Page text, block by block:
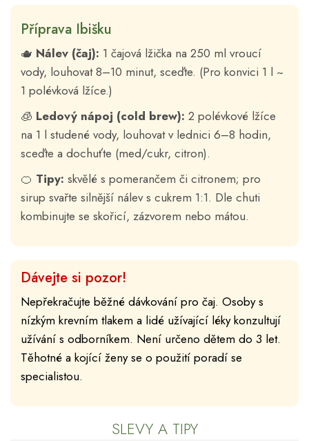
Příprava Ibišku
🫖 Nálev (čaj): 1 čajová lžička na 250 ml vroucí
vody, louhovat 8–10 minut, sceďte. (Pro konvici 1 l ~
1 polévková lžíce.)
🧊 Ledový nápoj (cold brew): 2 polévkové lžíce
na 1 l studené vody, louhovat v lednici 6–8 hodin,
sceďte a dochuťte (med/cukr, citron).
🍊 Tipy: skvělé s pomerančem či citronem; pro
sirup svařte silnější nálev s cukrem 1:1. Dle chuti
kombinujte se skořicí, zázvorem nebo mátou.
Dávejte si pozor!
Nepřekračujte běžné dávkování pro čaj. Osoby s
nízkým krevním tlakem a lidé užívající léky konzultují
užívání s odborníkem. Není určeno dětem do 3 let.
Těhotné a kojící ženy se o použití poradí se
specialistou.
SLEVY A TIPY